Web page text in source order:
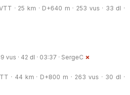
· 25 km · D+640 m · 253 vus · 33 dl ·
vus · 42 dl · 03:37 · SergeC
· 44 km · D+800 m · 263 vus · 30 dl ·